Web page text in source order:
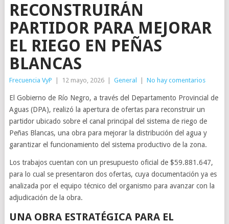
RECONSTRUIRÁN
PARTIDOR PARA MEJORAR
EL RIEGO EN PEÑAS
BLANCAS
Frecuencia VyP 12 mayo, 2026 General No hay comentarios
El Gobierno de Río Negro, a través del Departamento Provincial de
Aguas (DPA), realizó la apertura de ofertas para reconstruir un
partidor ubicado sobre el canal principal del sistema de riego de
Peñas Blancas, una obra para mejorar la distribución del agua y
garantizar el funcionamiento del sistema productivo de la zona.
Los trabajos cuentan con un presupuesto oficial de $59.881.647,
para lo cual se presentaron dos ofertas, cuya documentación ya es
analizada por el equipo técnico del organismo para avanzar con la
adjudicación de la obra.
UNA OBRA ESTRATÉGICA PARA EL